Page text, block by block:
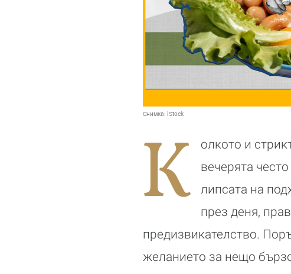
Снимка: iStock
К
олкото и
вечерята
липсата на
през деня,
предизвикателство.
желанието за нещо